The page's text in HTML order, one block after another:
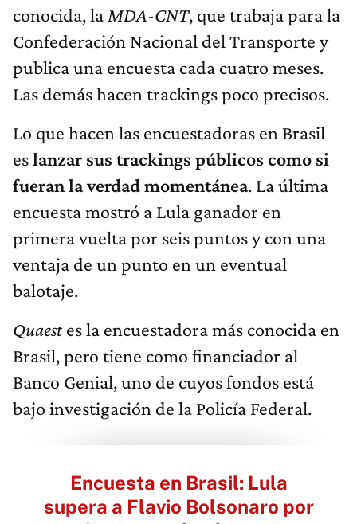
conocida, la MDA-CNT, que trabaja para la
Confederación Nacional del Transporte y
publica una encuesta cada cuatro meses.
Las demás hacen trackings poco precisos.
Lo que hacen las encuestadoras en Brasil
eslanzar sus trackings públicos como si
fueran la verdad momentánea. La última
encuesta mostró a Lula ganador en
primera vuelta por seis puntos y con una
ventaja de un punto en un eventual
balotaje.
Quaestes la encuestadora más conocida en
Brasil, pero tiene como financiador al
Banco Genial, uno de cuyos fondos está
bajo investigación de la Policía Federal.
Encuesta en Brasil: Lula
supera a Flavio Bolsonaro por